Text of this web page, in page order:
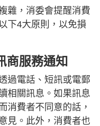
雜，消委會提醒消費
下4大原則，以免損
商服務通知
過電話、短訊或電郵
相關訊息。如果訊息
消費者不同意的話，
見。此外，消費者也